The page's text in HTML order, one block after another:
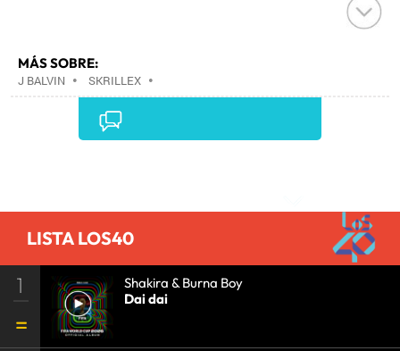
MÁS SOBRE:
J BALVIN • SKRILLEX •
LISTA LOS40
1
Shakira & Burna Boy
Dai dai